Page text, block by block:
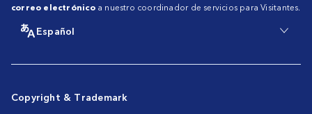
correo electrónicoa nuestro coordinador de servicios para Visitantes.
Español
Copyright & Trademark